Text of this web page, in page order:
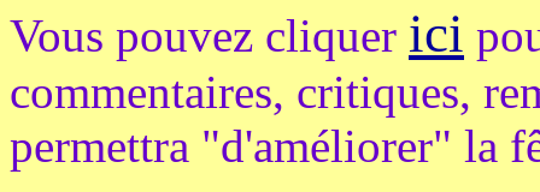
Vous pouvez cliquer ici
commentaires, critiques,
permettra "d'améliorer" la